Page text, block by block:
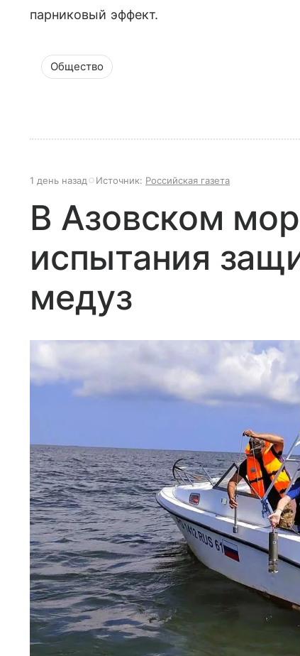
парниковый эффект.
Общество
1 день назад Источник: Российская газета
В Азовском
испытания
медуз